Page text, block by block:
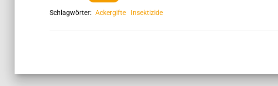
Schlagwörter: Ackergifte Insektizide